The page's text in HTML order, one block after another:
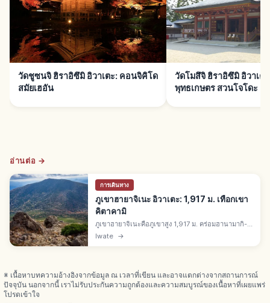
วัดชูซนจิ ฮิราอิซึมิ อิวาเตะ: คอนจิคิโด
สมัยเฮอัน
วัดโมสึจิ ฮิราอิซึมิ อิวาเต
พุทธเกษตร สวนโจโดะ
อ่านต่อ →
การเดินทาง
ภูเขาฮายาจิเนะ อิวาเตะ: 1,917 ม. เทือกเขา
คิตาคามิ
ภูเขาฮายาจิเนะคือภูเขาสูง 1,917 ม. คร่อมฮานามากิ-มิ
ยาโกะ-โทโนะ จ.อิวาเตะ ยอดสูงสุดของเทือกเขาคิตา
Iwate →
※ เนื้อหาบทความอ้างอิงจากข้อมูล ณ เวลาที่เขียน และอาจแตกต่างจากสถานการณ์
ปัจจุบัน นอกจากนี้ เราไม่รับประกันความถูกต้องและความสมบูรณ์ของเนื้อหาที่เผยแพร่
โปรดเข้าใจ